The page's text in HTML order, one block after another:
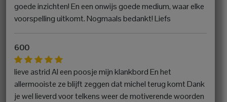
goede inzichten! En een onwijs goede medium, waar elke
voorspelling uitkomt. Nogmaals bedankt! Liefs
600
lieve astrid Al een poosje mijn klankbord En het
allermooiste ze blijft zeggen dat michel terug komt Dank
je wel lieverd voor telkens weer de motiverende woorden